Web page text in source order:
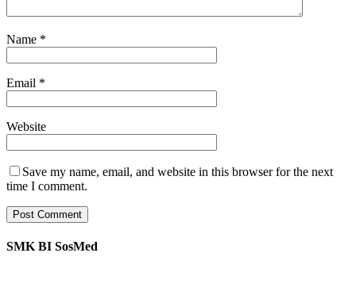
Name *
Email *
Website
Save my name, email, and website in this browser for the next
time I comment.
SMK BI SosMed